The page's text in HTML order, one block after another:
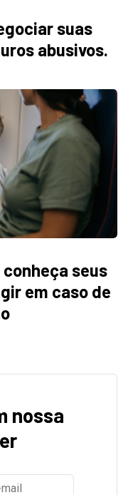
suas
abusivos.
seus
em caso de
nossa